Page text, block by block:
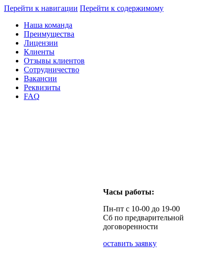
Перейти к навигации Перейти к содержимому
Наша команда
Преимущества
Лицензии
Клиенты
Отзывы клиентов
Сотрудничество
Вакансии
Реквизиты
FAQ
Часы работы:
Пн-пт с 10-00 до 19-00
Сб по предварительной
договоренности
оставить заявку